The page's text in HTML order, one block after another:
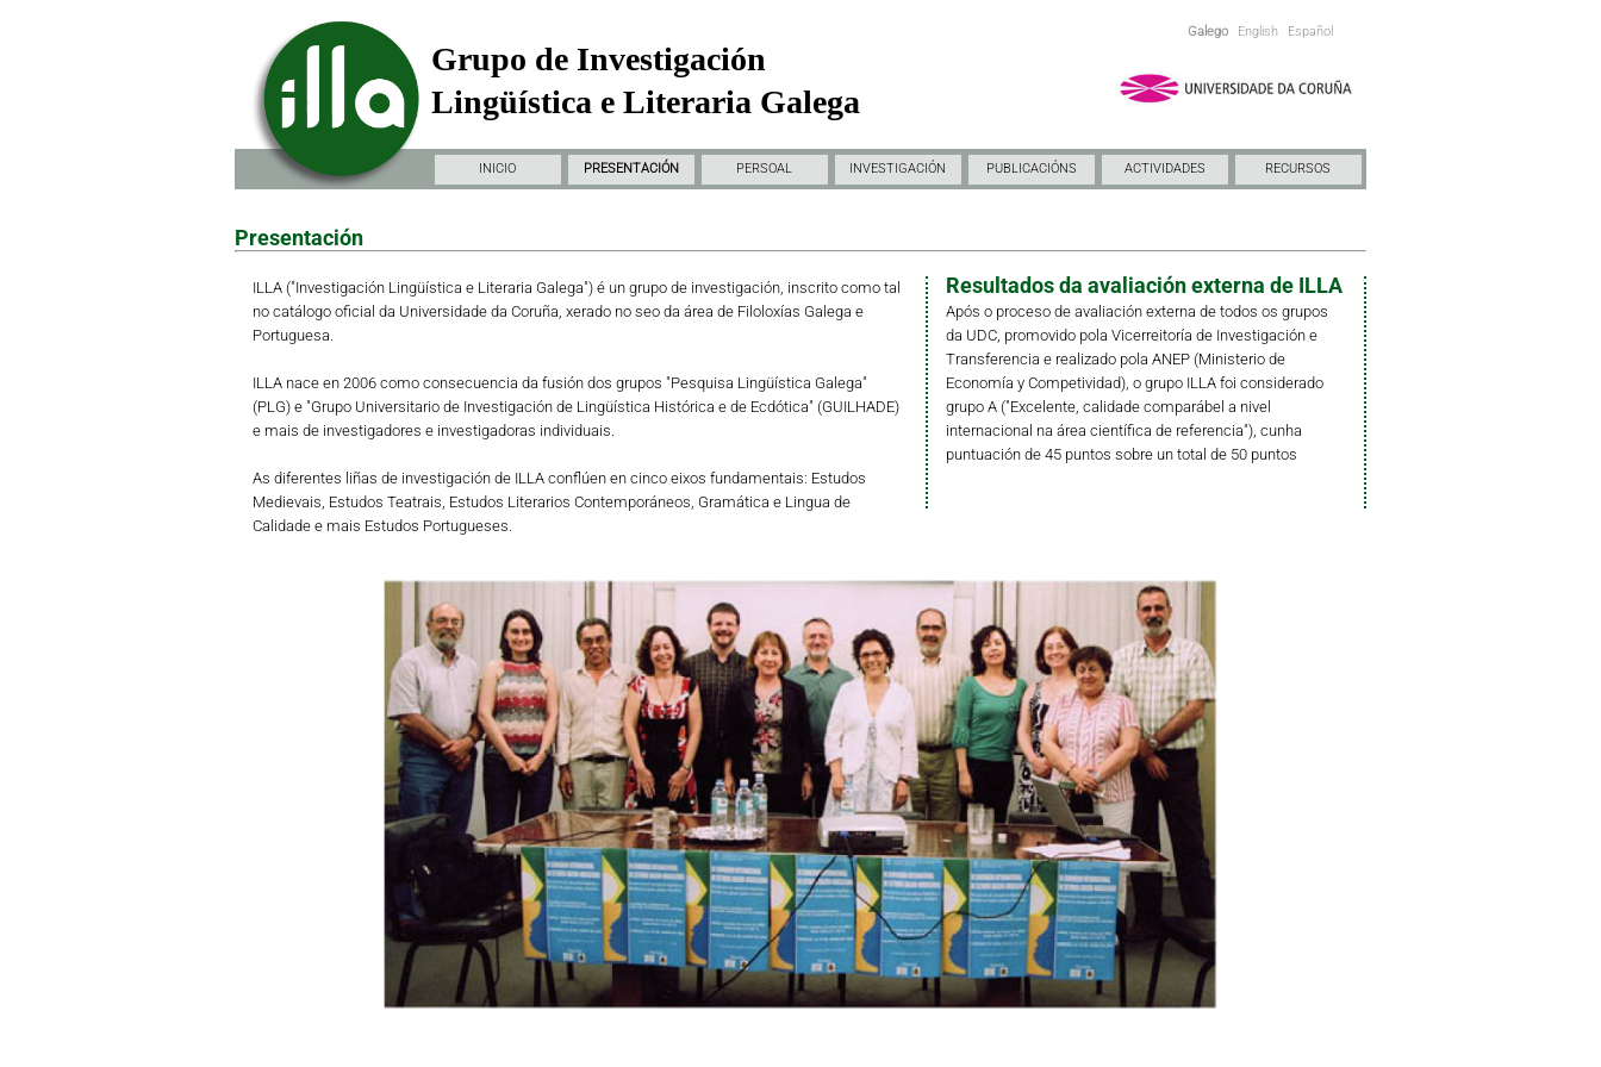
Galego English Español
Grupo de Investigación
Lingüística e Literaria Galega
INICIO PRESENTACIÓN PERSOAL INVESTIGACIÓN PUBLICACIÓNS ACTIVIDADES RECURSOS
Presentación
ILLA ("Investigación Lingüística e Literaria Galega") é un grupo de investigación, inscrito como tal
no catálogo oficial da Universidade da Coruña, xerado no seo da área de Filoloxías Galega e
Portuguesa.
ILLA nace en 2006 como consecuencia da fusión dos grupos "Pesquisa Lingüística Galega"
(PLG) e "Grupo Universitario de Investigación de Lingüística Histórica e de Ecdótica" (GUILHADE)
e mais de investigadores e investigadoras individuais.
As diferentes liñas de investigación de ILLA conflúen en cinco eixos fundamentais: Estudos
Medievais, Estudos Teatrais, Estudos Literarios Contemporáneos, Gramática e Lingua de
Calidade e mais Estudos Portugueses.
Resultados da avaliación externa de ILLA
Após o proceso de avaliación externa de todos os grupos
da UDC, promovido pola Vicerreitoría de Investigación e
Transferencia e realizado pola ANEP (Ministerio de
Economía y Competividad), o grupo ILLA foi considerado
grupo A ("Excelente, calidade comparábel a nivel
internacional na área científica de referencia"), cunha
puntuación de 45 puntos sobre un total de 50 puntos